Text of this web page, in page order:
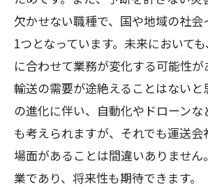
欠かせない職種で、国や地域の社会
1つとなっています。未来において
に合わせて業務が変化する可能性
輸送の需要が途絶えることはないと
の進化に伴い、自動化やドローンな
も考えられますが、それでも運送会
場面があることは間違いありませ
業であり、将来性も期待できます。